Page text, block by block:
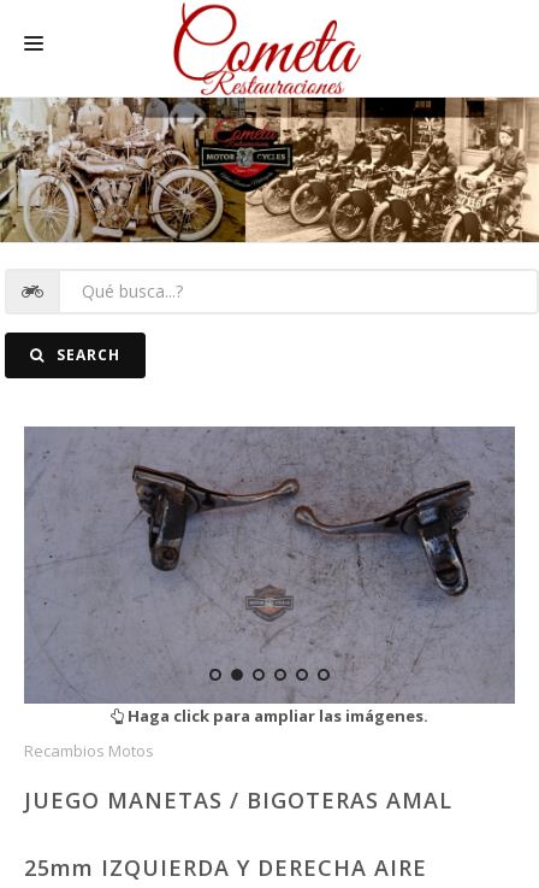
HOME
MOTOS NACIONALES Y OTRAS
REC. MOTOS
FOTOSSEARCH
Haga click para ampliar las imágenes.
Recambios Motos
JUEGO MANETAS / BIGOTERAS AMAL
25mm IZQUIERDA Y DERECHA AIRE